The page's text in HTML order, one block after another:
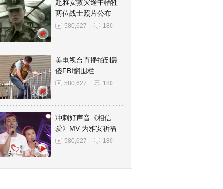
赴雅安救灾途中牺牲
两位战士照片公布
580,627 180
美电视台直播拍到最
傻FBI翻围栏
580,627 180
冲刺好声音《相信
爱》MV 为雅安祈福
580,627 180